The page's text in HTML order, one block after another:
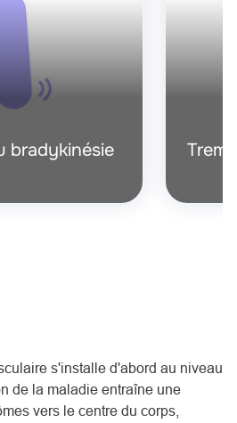
bradykinésie
s'installe d'abord au niveau
de la maladie entraîne une
vers le centre du corps,